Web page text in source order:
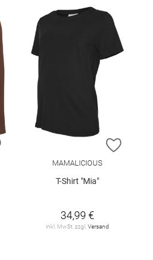
ZUR WUNSCHLISTE HINZUFÜGEN
ZUR
MAMALICIOUS
T-Shirt "Mia"
34,99 €
inkl. MwSt. zzgl. Versand